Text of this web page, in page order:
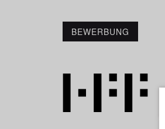
BEWERBUNG